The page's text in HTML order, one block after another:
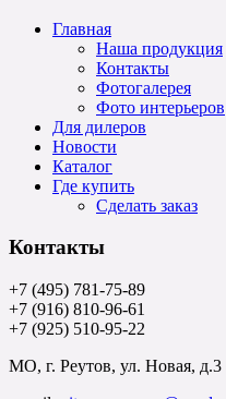
Главная
Наша продукция
Контакты
Фотогалерея
Фото интерьеров
Для дилеров
Новости
Каталог
Где купить
Сделать заказ
Контакты
+7 (495) 781-75-89
+7 (916) 810-96-61
+7 (925) 510-95-22
МО, г. Реутов, ул. Новая, д.3